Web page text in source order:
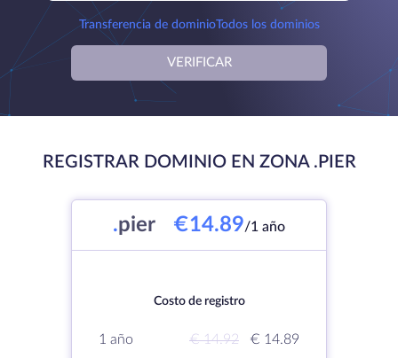
Transferencia de dominioTodos los dominios
VERIFICAR
REGISTRAR DOMINIO EN ZONA .PIER
.pier €14.89/1 año
Costo de registro
1 año € 14.92
€ 14.89